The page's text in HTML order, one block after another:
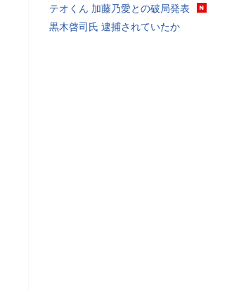
テオくん 加藤乃愛との破局発表
黒木啓司氏 逮捕されていたか